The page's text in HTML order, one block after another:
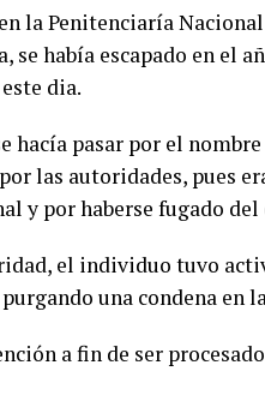
la Penitenciaría
había escapado en el
dia.
pasar por el nombre
las autoridades, pues
y por haberse fugado del
el individuo tuvo
una condena en
a fin de ser